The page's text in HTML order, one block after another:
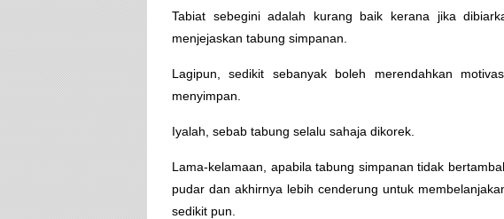
Tabiat sebegini adalah kurang baik kerana jika
menjejaskan tabung simpanan.
Lagipun, sedikit sebanyak boleh merendahkan
menyimpan.
Iyalah, sebab tabung selalu sahaja dikorek.
Lama-kelamaan, apabila tabung simpanan tidak
pudar dan akhirnya lebih cenderung untuk
sedikit pun.